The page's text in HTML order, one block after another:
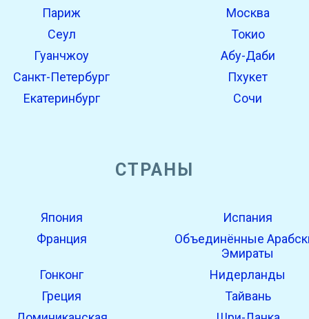
Париж
Москва
Сеул
Токио
Гуанчжоу
Абу-Даби
Санкт-Петербург
Пхукет
Екатеринбург Сочи
СТРАНЫ
Япония
Испания
Франция
Объединённые
Эмираты
Гонконг
Нидерланды
Греция
Тайвань